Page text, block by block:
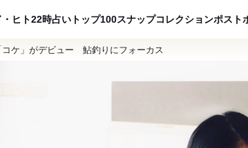
ヒト22時占い トップ100スナップコレクションポスト
ケ」がデビュー 鮎釣りにフォーカス